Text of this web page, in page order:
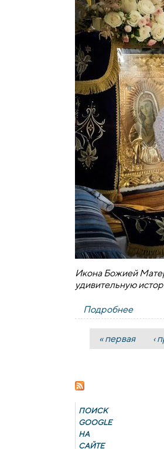
Икона Божией
удивительную
Подробнеео
Страницы
« первая ‹
ПОИСК
GOОGLE
НА
САЙТЕ